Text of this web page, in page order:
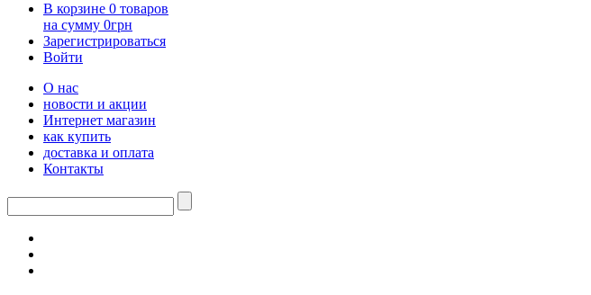
В корзине 0 товаров
на сумму 0грн
Зарегистрироваться
Войти
О нас
новости и акции
Интернет магазин
как купить
доставка и оплата
Контакты